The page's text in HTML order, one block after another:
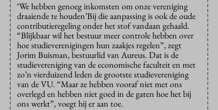
‘We hebben genoeg inkomsten om onze vereniging
draaiende te houden’Bij die aanpassing is ook de oude
contributieregeling onder het stof vandaan gehaald.
“Blijkbaar wil het bestuur meer controle hebben over
hoe studieverenigingen hun zaakjes regelen”, zegt
Jorim Buisman, bestuurlid van Aureus. Dat is de
studievereniging van de economische faculteit en met
zo’n vierduizend leden de grootste studievereniging
van de VU. “Maar ze hebben vooraf niet met ons
overlegd en hebben niet goed in de gaten hoe het bij
ons werkt”, voegt hij er aan toe.